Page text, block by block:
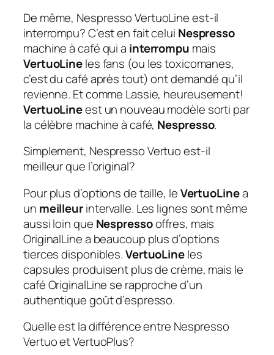
De même, Nespresso VertuoLine est-il
interrompu?C’est en fait celui Nespresso
machine à café qui a interrompu mais
VertuoLineles fans (ou les toxicomanes,
c’est du café après tout) ont demandé qu’il
revienne. Et comme Lassie, heureusement!
VertuoLineest un nouveau modèle sorti par
la célèbre machine à café, Nespresso.
Simplement, Nespresso Vertuo est-il
meilleur que l’original?
Pour plus d’options de taille, leVertuoLinea
un meilleurintervalle. Les lignes sont même
aussi loin que Nespressooffres, mais
OriginalLine a beaucoup plus d’options
tierces disponibles.VertuoLineles
capsules produisent plus de crème, mais le
café OriginalLine se rapproche d’un
authentique goût d’espresso.
Quelle est la différence entre Nespresso
Vertuo et VertuoPlus?